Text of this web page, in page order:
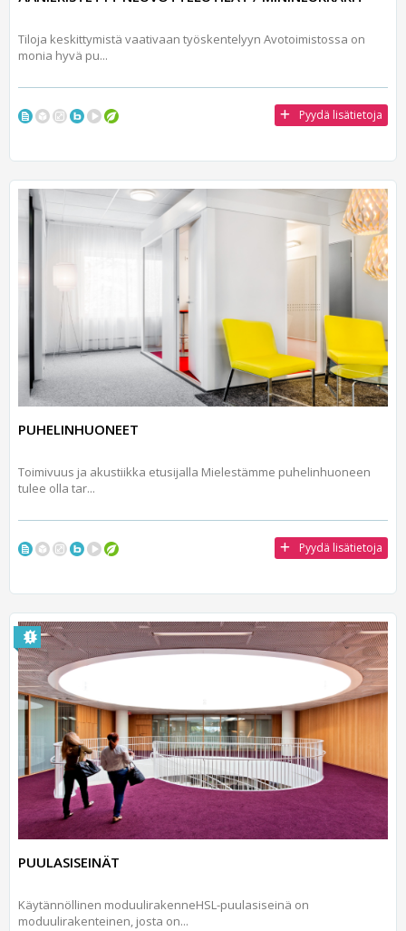
Tiloja keskittymistä vaativaan työskentelyyn Avotoimistossa on
monia hyvä pu...
Pyydä lisätietoja
PUHELINHUONEET
Toimivuus ja akustiikka etusijalla Mielestämme puhelinhuoneen
tulee olla tar...
Pyydä lisätietoja
PUULASISEINÄT
Käytännöllinen moduulirakenneHSL-puulasiseinä on
moduulirakenteinen, josta on...